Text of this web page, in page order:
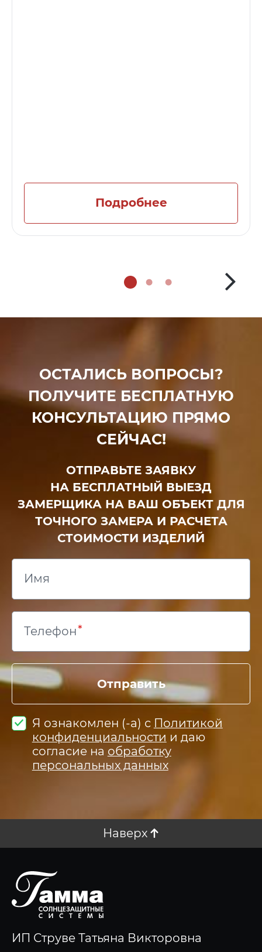
Подробнее
ОСТАЛИСЬ ВОПРОСЫ?
ПОЛУЧИТЕ БЕСПЛАТНУЮ
КОНСУЛЬТАЦИЮ ПРЯМО
СЕЙЧАС!
ОТПРАВЬТЕ ЗАЯВКУ
НА БЕСПЛАТНЫЙ ВЫЕЗД
ЗАМЕРЩИКА НА ВАШ ОБЪЕКТ ДЛЯ
ТОЧНОГО ЗАМЕРА И РАСЧЕТА
СТОИМОСТИ ИЗДЕЛИЙ
Имя
Телефон
Отправить
Я ознакомлен (-а) с Политикой
конфиденциальности и даю
согласие на обработку
персональных данных
Наверх
ИП Струве Татьяна Викторовна